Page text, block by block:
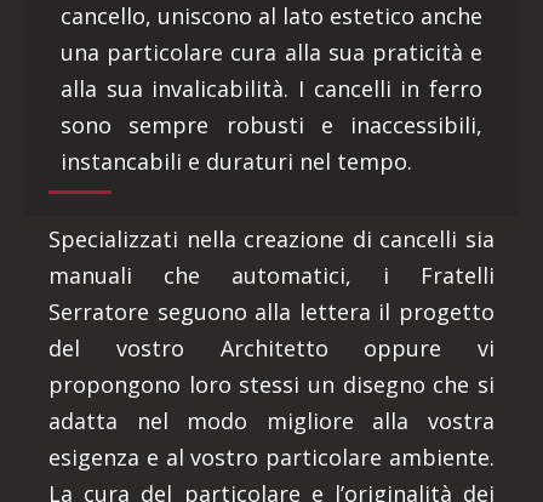
cancello, uniscono al lato estetico anche
una particolare cura alla sua praticità e
alla sua invalicabilità. I cancelli in ferro
sono sempre robusti e inaccessibili,
instancabili e duraturi nel tempo.
Specializzati nella creazione di cancelli sia
manuali che automatici, i Fratelli
Serratore seguono alla lettera il progetto
del vostro Architetto oppure vi
propongono loro stessi un disegno che si
adatta nel modo migliore alla vostra
esigenza e al vostro particolare ambiente.
La cura del particolare e l’originalità dei